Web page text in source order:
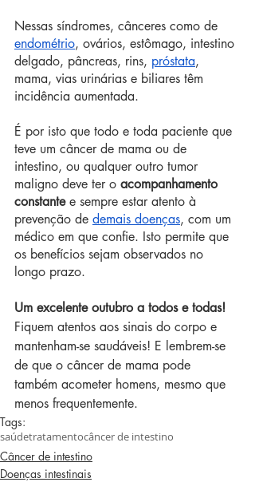
Nessas síndromes, cânceres como de
endométrio, ovários, estômago, intestino
delgado, pâncreas, rins, próstata,
mama, vias urinárias e biliares têm
incidência aumentada.
É por isto que todo e toda paciente que
teve um câncer de mama ou de
intestino, ou qualquer outro tumor
maligno deve ter o acompanhamento
constante e sempre estar atento à
prevenção de demais doenças, com um
médico em que confie. Isto permite que
os benefícios sejam observados no
longo prazo.
Um excelente outubro a todos e todas!
Fiquem atentos aos sinais do corpo e
mantenham-se saudáveis! E lembrem-se
de que o câncer de mama pode
também acometer homens, mesmo que
menos frequentemente.
Tags:
saúdetratamentocâncer de intestino
Câncer de intestino
Doenças intestinais